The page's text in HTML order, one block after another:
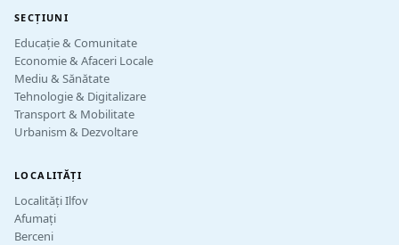
SECȚIUNI
Educație & Comunitate
Economie & Afaceri Locale
Mediu & Sănătate
Tehnologie & Digitalizare
Transport & Mobilitate
Urbanism & Dezvoltare
LOCALITĂȚI
Localități Ilfov
Afumați
Berceni